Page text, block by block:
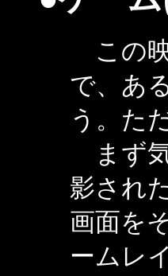
この
で、あ
う。た
まず
影され
画面を
ームレ